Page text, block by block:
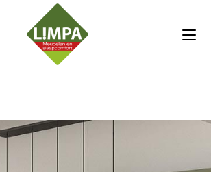
Regenschut
Fettsauren Dekemax Kapselmed
Netzfenste Insektensc